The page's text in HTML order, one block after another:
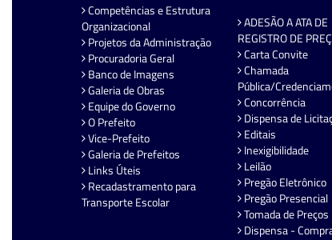
Competências e Estrutura
Organizacional
Projetos da Administração
Procuradoria Geral
Banco de Imagens
Galeria de Obras
Equipe do Governo
O Prefeito
Vice-Prefeito
Galeria de Prefeitos
Links Úteis
Recadastramento para
Transporte Escolar
ADESÃO A ATA DE
REGISTRO DE
Carta Convite
Chamada
Pública/
Concorrência
Dispensa de
Editais
Inexigibilidade
Leilão
Pregão Eletrônico
Pregão Presencial
Tomada de Preços
Dispensa -